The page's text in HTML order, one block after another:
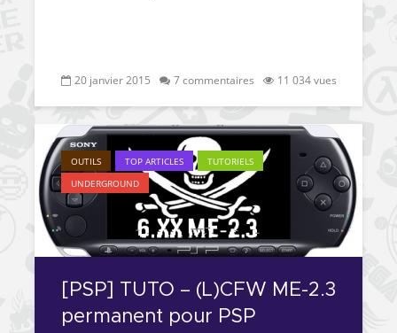
20 janvier 2015 7 commentaires 11 034 vues
OUTILS TOP ARTICLES
TUTORIELS
UNDERGROUND
[PSP] TUTO – (L)CFW ME-2.3
permanent pour PSP